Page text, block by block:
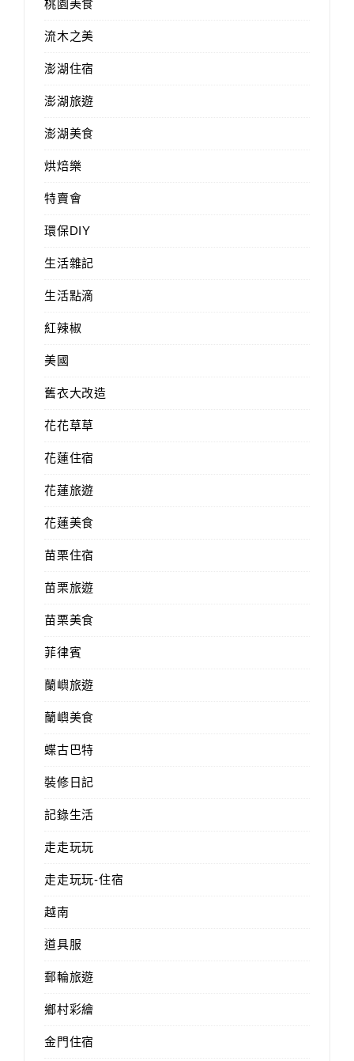
桃園美食
流木之美
澎湖住宿
澎湖旅遊
澎湖美食
烘焙樂
特賣會
環保DIY
生活雜記
生活點滴
紅辣椒
美國
舊衣大改造
花花草草
花蓮住宿
花蓮旅遊
花蓮美食
苗栗住宿
苗栗旅遊
苗栗美食
菲律賓
蘭嶼旅遊
蘭嶼美食
蝶古巴特
裝修日記
記錄生活
走走玩玩
走走玩玩-住宿
越南
道具服
郵輪旅遊
鄉村彩繪
金門住宿